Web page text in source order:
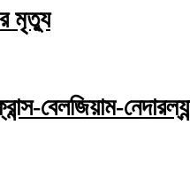
মৃত্যু
বেলজিয়াম-